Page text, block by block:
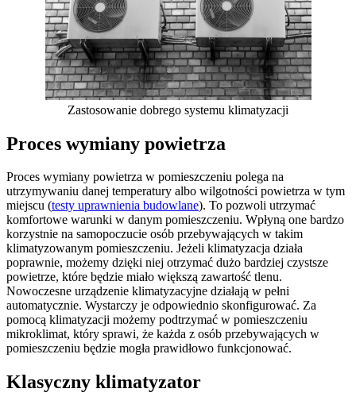
Zastosowanie dobrego systemu klimatyzacji
Proces wymiany powietrza
Proces wymiany powietrza w pomieszczeniu polega na
utrzymywaniu danej temperatury albo wilgotności powietrza w tym
miejscu (testy uprawnienia budowlane). To pozwoli utrzymać
komfortowe warunki w danym pomieszczeniu. Wpłyną one bardzo
korzystnie na samopoczucie osób przebywających w takim
klimatyzowanym pomieszczeniu. Jeżeli klimatyzacja działa
poprawnie, możemy dzięki niej otrzymać dużo bardziej czystsze
powietrze, które będzie miało większą zawartość tlenu.
Nowoczesne urządzenie klimatyzacyjne działają w pełni
automatycznie. Wystarczy je odpowiednio skonfigurować. Za
pomocą klimatyzacji możemy podtrzymać w pomieszczeniu
mikroklimat, który sprawi, że każda z osób przebywających w
pomieszczeniu będzie mogła prawidłowo funkcjonować.
Klasyczny klimatyzator